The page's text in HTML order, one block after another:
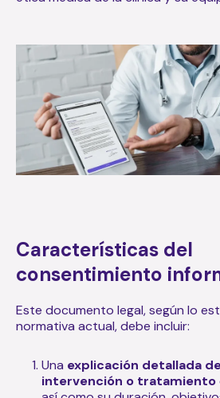
Características del
consentimiento
Este documento legal, según lo
normativa actual, debe incluir:
Una explicación detallada
intervención o tratamiento